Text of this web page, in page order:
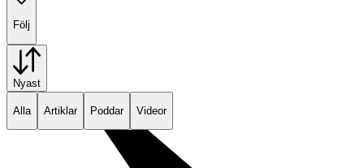
Följ
Nyast
Alla Artiklar Poddar Videor